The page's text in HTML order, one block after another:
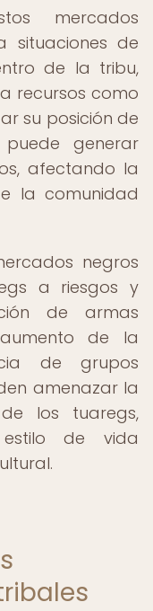
mercados
situaciones de
de la tribu,
recursos como
su posición de
generar
afectando la
la comunidad
negros
a riesgos y
de armas
de la
de grupos
amenazar la
los tuaregs,
de vida